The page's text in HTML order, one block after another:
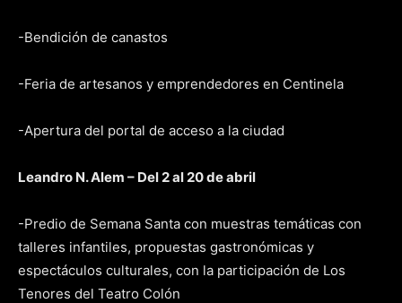
-Bendición de canastos
-Feria de artesanos y emprendedores en Centinela
-Apertura del portal de acceso a la ciudad
Leandro N. Alem – Del 2 al 20 de abril
-Predio de Semana Santa con muestras temáticas con
talleres infantiles, propuestas gastronómicas y
espectáculos culturales, con la participación de Los
Tenores del Teatro Colón